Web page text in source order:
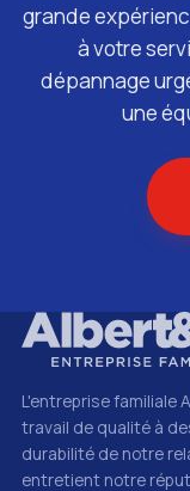
grande
à votre
dépannage
une
L'entreprise familiale
travail de qualité à
durabilité de notre
entretient notre